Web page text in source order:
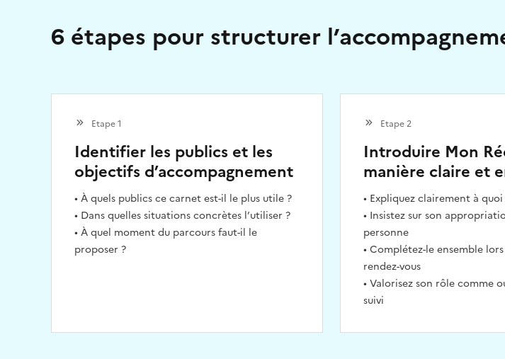
6 étapes pour structurer
Identifier les publics et les
objectifs d’accompagnement
• À quels publics ce carnet est-il le plus utile ?
• Dans quelles situations concrètes l’utiliser ?
• À quel moment du parcours faut-il le
proposer ?
Etape 1
Introduire Mon
manière claire et
• Expliquez clairement à
• Insistez sur son
personne
• Complétez-le ensemble
rendez-vous
• Valorisez son rôle comme
suivi
Etape 2